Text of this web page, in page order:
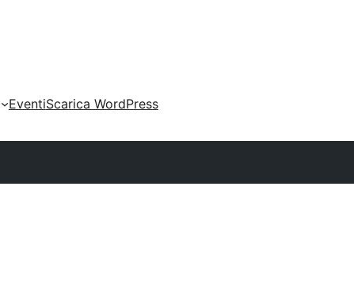
EventiScarica WordPress